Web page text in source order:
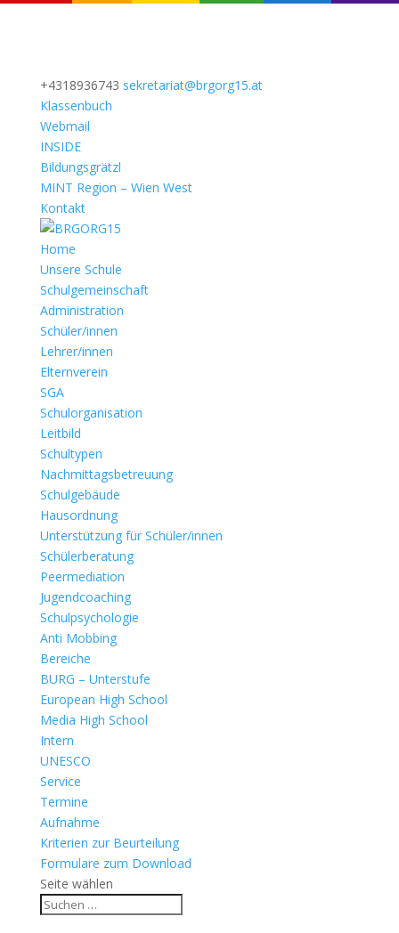
+4318936743 sekretariat@brgorg15.at
Klassenbuch
Webmail
INSIDE
Bildungsgrätzl
MINT Region – Wien West
Kontakt
Home
Unsere Schule
Schulgemeinschaft
Administration
Schüler/innen
Lehrer/innen
Elternverein
SGA
Schulorganisation
Leitbild
Schultypen
Nachmittagsbetreuung
Schulgebäude
Hausordnung
Unterstützung für Schüler/innen
Schülerberatung
Peermediation
Jugendcoaching
Schulpsychologie
Anti Mobbing
Bereiche
BURG – Unterstufe
European High School
Media High School
Intern
UNESCO
Service
Termine
Aufnahme
Kriterien zur Beurteilung
Formulare zum Download
Seite wählen